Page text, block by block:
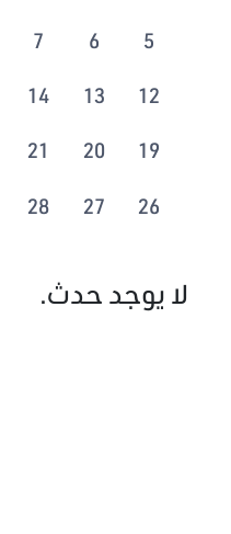
5
6
7
12
13
14
19
20
21
26
27
28
لا يوجد حدث.